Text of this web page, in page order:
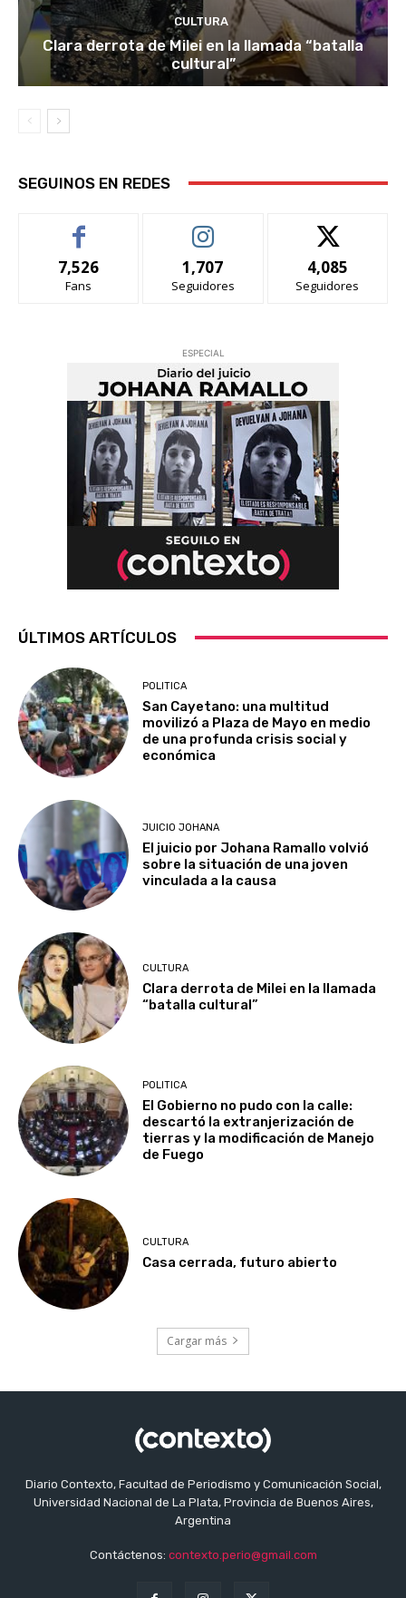
CULTURA
Clara derrota de Milei en la llamada “batalla
cultural”
SEGUINOS EN REDES
7,526
Fans
1,707
Seguidores
4,085
Seguidores
ESPECIAL
ÚLTIMOS ARTÍCULOS
POLITICA
San Cayetano: una multitud
movilizó a Plaza de Mayo en medio
de una profunda crisis social y
económica
JUICIO JOHANA
El juicio por Johana Ramallo volvió
sobre la situación de una joven
vinculada a la causa
CULTURA
Clara derrota de Milei en la llamada
“batalla cultural”
POLITICA
El Gobierno no pudo con la calle:
descartó la extranjerización de
tierras y la modificación de Manejo
de Fuego
CULTURA
Casa cerrada, futuro abierto
Cargar más
Diario Contexto, Facultad de Periodismo y Comunicación Social,
Universidad Nacional de La Plata, Provincia de Buenos Aires,
Argentina
Contáctenos: contexto.perio@gmail.com